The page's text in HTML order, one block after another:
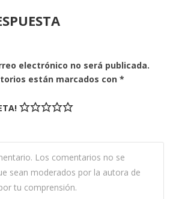
electrónico no será publicada.
están marcados con *